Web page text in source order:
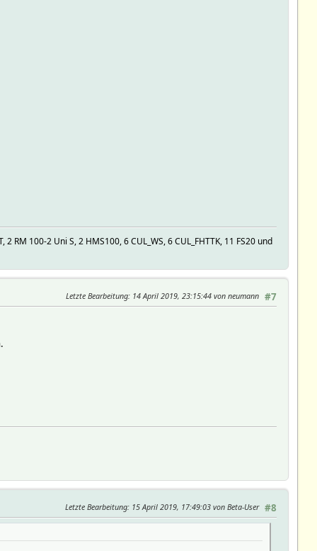
100-2 Uni S, 2 HMS100, 6 CUL_WS, 6 CUL_FHTTK, 11 FS20 und
#7
Letzte Bearbeitung: 14 April 2019, 23:15:44 von neumann
#8
Letzte Bearbeitung: 15 April 2019, 17:49:03 von Beta-User